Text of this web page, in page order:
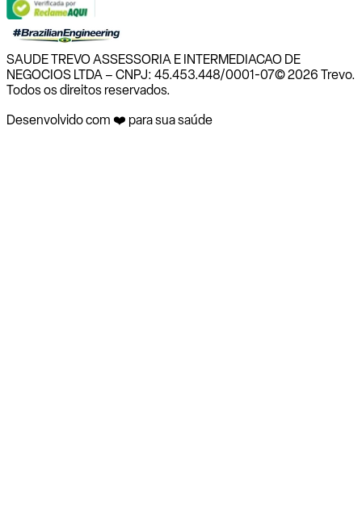
SAUDE TREVO ASSESSORIA E INTERMEDIACAO DE
NEGOCIOS LTDA – CNPJ: 45.453.448/0001-07© 2026 Trevo.
Todos os direitos reservados.
Desenvolvido com ❤️ para sua saúde